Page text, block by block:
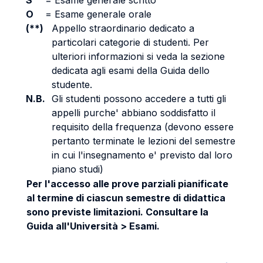
O
= Esame generale orale
(**)
Appello straordinario dedicato a
particolari categorie di studenti. Per
ulteriori informazioni si veda la sezione
dedicata agli esami della Guida dello
studente.
N.B. Gli studenti possono accedere a tutti gli
appelli purche' abbiano soddisfatto il
requisito della frequenza (devono essere
pertanto terminate le lezioni del semestre
in cui l'insegnamento e' previsto dal loro
piano studi)
Per l'accesso alle prove parziali pianificate
al termine di ciascun semestre di didattica
sono previste limitazioni. Consultare la
Guida all'Università > Esami.